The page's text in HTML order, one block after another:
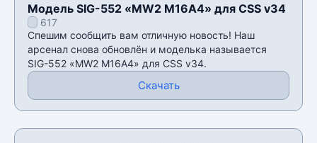
Модель SIG-552 «MW2 M16A4» для CSS v34
617
Спешим сообщить вам отличную новость! Наш
арсенал снова обновлён и моделька называется
SIG-552 «MW2 M16A4» для CSS v34.
Скачать